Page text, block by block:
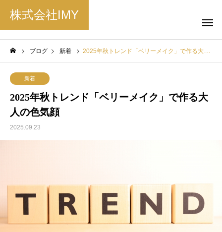
株式会社IMY
ブログ 新着 2025年秋トレンド「ベリーメイク」で作る大人の色気顔
新着
2025年秋トレンド「ベリーメイク」で作る大
人の色気顔
2025.09.23